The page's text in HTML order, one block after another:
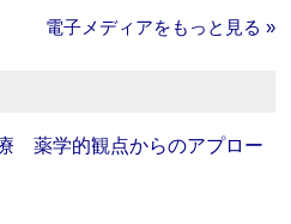
電子メディアをもっと見る »
薬学的観点からのアプロー